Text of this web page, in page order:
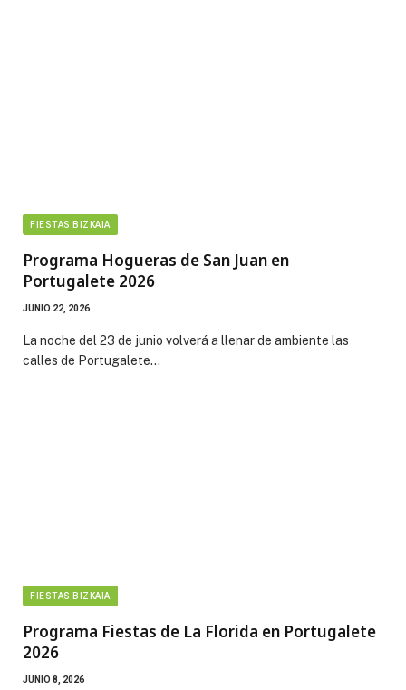
FIESTAS BIZKAIA
Programa Hogueras de San Juan en
Portugalete 2026
JUNIO 22, 2026
La noche del 23 de junio volverá a llenar de ambiente las
calles de Portugalete…
FIESTAS BIZKAIA
Programa Fiestas de La Florida en Portugalete
2026
JUNIO 8, 2026